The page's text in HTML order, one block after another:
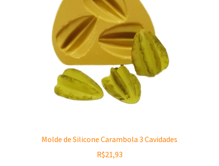
Molde de Silicone Carambola 3 Cavidades
R$21,93